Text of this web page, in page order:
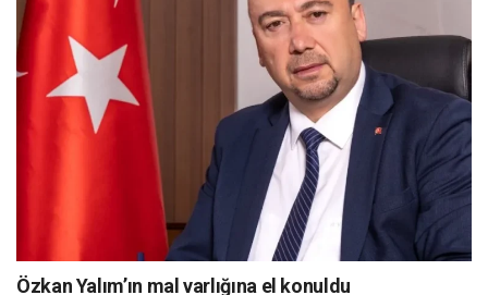
Özkan Yalım’ın mal varlığına el konuldu